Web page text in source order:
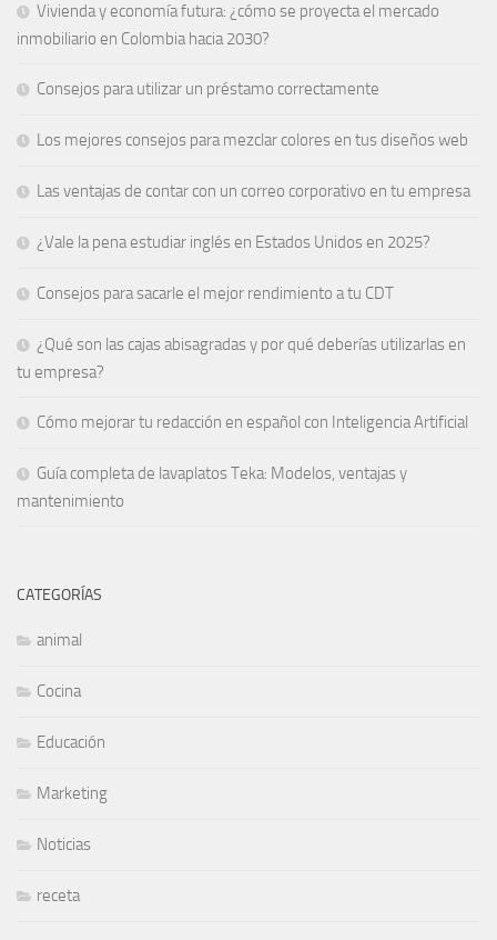
Vivienda y economía futura: ¿cómo se proyecta el mercado
inmobiliario en Colombia hacia 2030?
Consejos para utilizar un préstamo correctamente
Los mejores consejos para mezclar colores en tus diseños web
Las ventajas de contar con un correo corporativo en tu empresa
¿Vale la pena estudiar inglés en Estados Unidos en 2025?
Consejos para sacarle el mejor rendimiento a tu CDT
¿Qué son las cajas abisagradas y por qué deberías utilizarlas en
tu empresa?
Cómo mejorar tu redacción en español con Inteligencia Artificial
Guía completa de lavaplatos Teka: Modelos, ventajas y
mantenimiento
CATEGORÍAS
animal
Cocina
Educación
Marketing
Noticias
receta